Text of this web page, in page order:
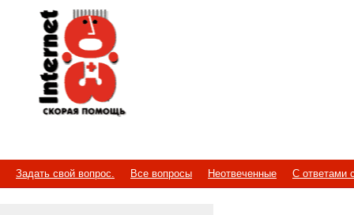
Internet
Скорая помощь
Задать свой вопрос. Все вопросы Неотвеченные С ответами